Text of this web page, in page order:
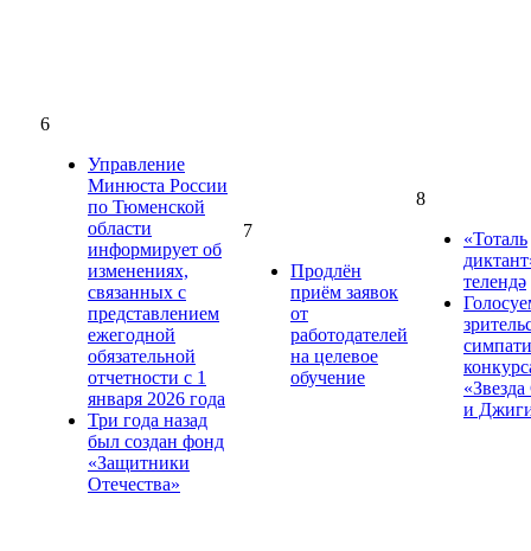
6
Управление
Минюста России
по Тюменской
области
информирует об
изменениях,
связанных с
представлением
ежегодной
обязательной
отчетности с 1
января 2026 года
Три года назад
был создан фонд
«Защитники
Отечества»
7
Продлён
приём заявок
от
работодателей
на целевое
обучение
8
«Тоталь
телендә
и